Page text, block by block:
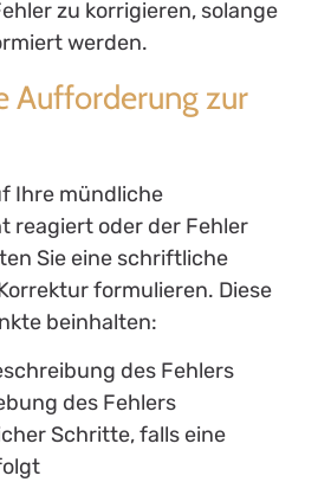
zu korrigieren, solange
werden.
Aufforderung zur
Ihre mündliche
reagiert oder der Fehler
Sie eine schriftliche
formulieren. Diese
beinhalten:
des Fehlers
des Fehlers
Schritte, falls eine